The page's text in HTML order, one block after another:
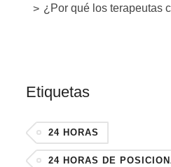
¿Por qué los terapeutas
Etiquetas
24 HORAS
24 HORAS DE